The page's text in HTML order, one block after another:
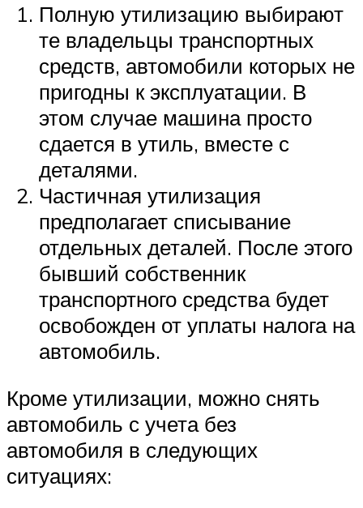
Полную утилизацию выбирают
те владельцы транспортных
средств, автомобили которых не
пригодны к эксплуатации. В
этом случае машина просто
сдается в утиль, вместе с
деталями.
Частичная утилизация
предполагает списывание
отдельных деталей. После этого
бывший собственник
транспортного средства будет
освобожден от уплаты налога на
автомобиль.
Кроме утилизации, можно снять
автомобиль с учета без
автомобиля в следующих
ситуациях: